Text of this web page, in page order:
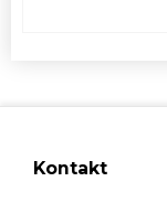
Kontakt